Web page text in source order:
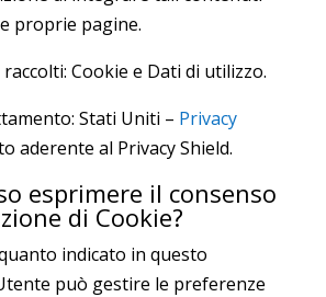
proprie pagine.
Cookie e Dati di utilizzo.
Stati Uniti – Privacy
aderente al Privacy Shield.
esprimere il consenso
di Cookie?
indicato in questo
può gestire le preferenze